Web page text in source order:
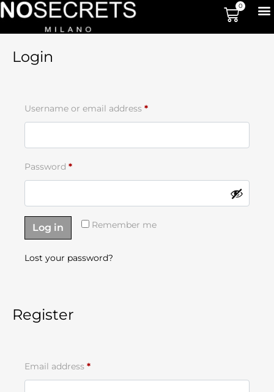
0
Login
Username or email address *
Password *
Remember me
Log in
Lost your password?
Register
Email address *